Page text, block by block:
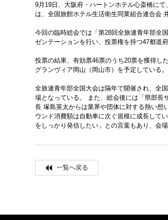
9月19日、大阪府・ハートンホテル心斎橋に
は、全国旅館ホテル生活衛生同業組合連合会
今回の臨時総会では「第28回全旅連青年部全
ゼンテーションを行い、投票権を持つ47都道
投票の結果、有効票46票のうち20票を獲得し
グランヴィア岡山（岡山市）を予定している。
全旅連青年部全国大会は隔年で開催され、全
場となっている。 また、総会後には「県部長
長 塚島英太からは業界や団体に対する熱い想
ウンド消費額は自動車に次ぐ規模に成長して
をしっかり発信したい」との言葉もあり、会
一覧へ戻る